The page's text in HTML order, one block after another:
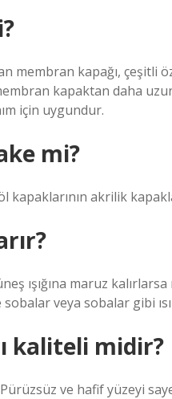
membran kapağı,
kapaktan daha
için uygundur.
mi?
kapaklarının akrilik
ışığına maruz
sobalar veya sobalar gibi
kaliteli midir?
ve hafif yüzeyi